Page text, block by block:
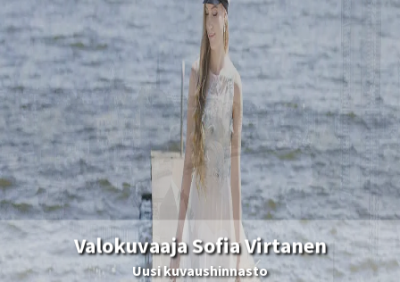
Valokuvaaja Sofia Virtanen
Uusi kuvaushinnasto